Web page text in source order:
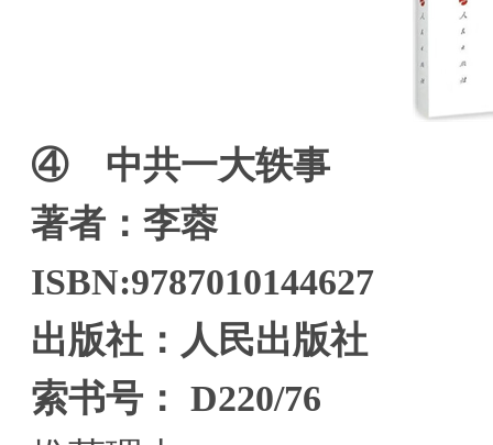
④ 中共一大轶事
著者：李蓉
ISBN:9787010144627
出版社：人民出版社
索书号： D220/76